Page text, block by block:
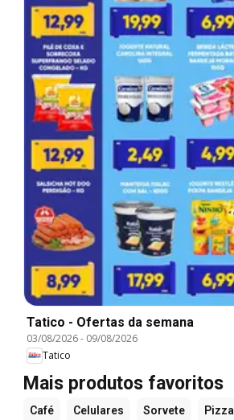
Tatico - Ofertas da semana
03/08/2026- 09/08/2026
Tatico
Mais produtos favoritos
Café Celulares Sorvete Pizza